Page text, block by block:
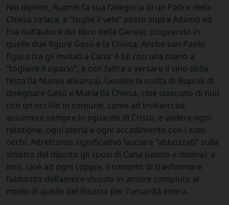
Nel dipinto, Rupnik fa sua l’allegoria di un Padre della
Chiesa siriaca, e “toglie il velo” posto sopra Adamo ed
Eva dall’autore del libro della Genesi, scoprendo in
quelle due figure Gesù e la Chiesa. Anche san Paolo
figura tra gli invitati a Cana: è lui con una mano a
“togliere il sipario”, e con l’altra a versare il vino della
festa (la Nuova alleanza). Geniale la scelta di Rupnik di
disegnare Gesù e Maria (la Chiesa, cioè ciascuno di noi)
con un occhio in comune, come ad invitarci ad
assumere sempre lo sguardo di Cristo, e vedere ogni
relazione, ogni storia e ogni accadimento con i suoi
occhi. Altrettanto significativo lasciare “abbozzati” sulla
sinistra del dipinto gli sposi di Cana (uomo e donna): a
loro, cioè ad ogni coppia, il compito di trasformare
l’abbozzo dell’amore vissuto in amore compiuto al
modo di quello del Risorto per l’umanità intera.